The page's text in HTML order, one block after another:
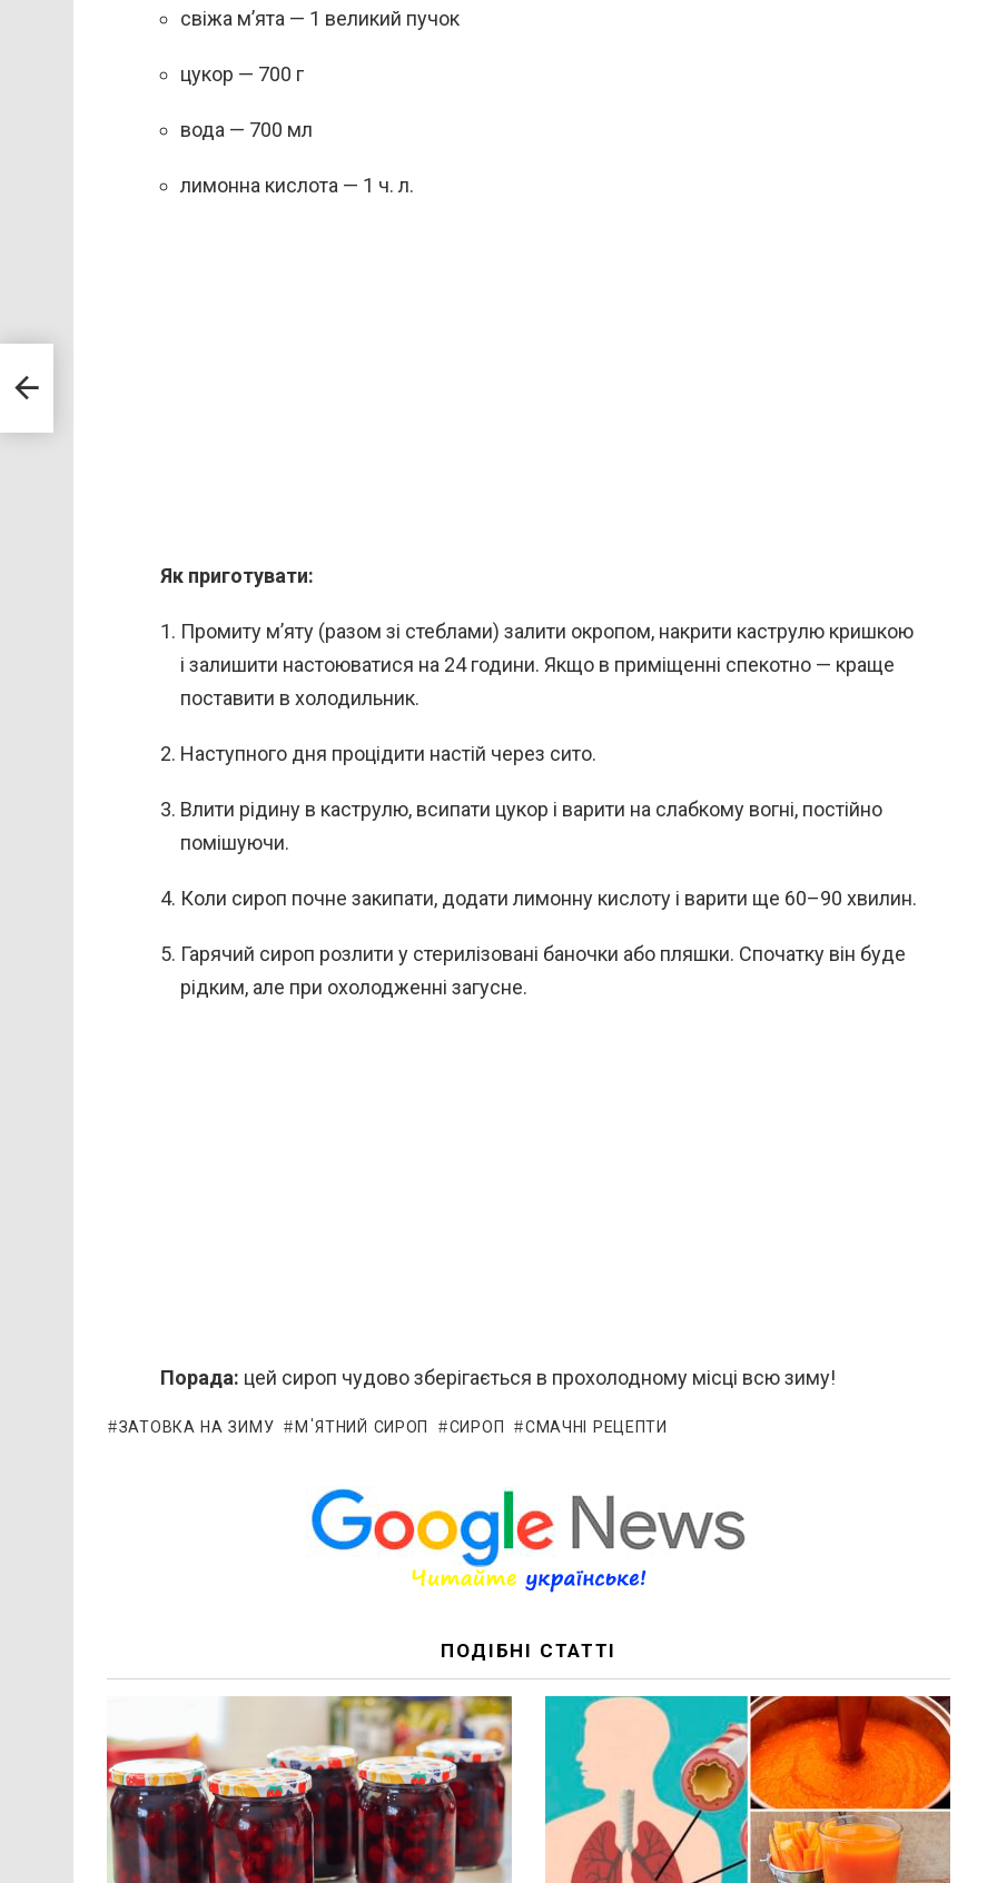
свіжа м’ята — 1 великий пучок
цукор — 700 г
вода — 700 мл
лимонна кислота — 1 ч. л.
Як приготувати:
Промиту м’яту (разом зі стеблами) залити окропом, накрити каструлю кришкою
і залишити настоюватися на 24 години. Якщо в приміщенні спекотно — краще
поставити в холодильник.
Наступного дня процідити настій через сито.
Влити рідину в каструлю, всипати цукор і варити на слабкому вогні, постійно
помішуючи.
Коли сироп почне закипати, додати лимонну кислоту і варити ще 60–90 хвилин.
Гарячий сироп розлити у стерилізовані баночки або пляшки. Спочатку він буде
рідким, але при охолодженні загусне.
Порада: цей сироп чудово зберігається в прохолодному місці всю зиму!
ЗАТОВКА НА ЗИМУ М'ЯТНИЙ СИРОП СИРОП СМАЧНІ РЕЦЕПТИ
ПОДІБНІ СТАТТІ